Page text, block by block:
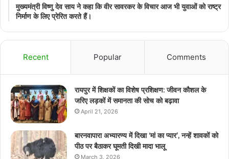
मुख्यमंत्री विष्णु देव साय ने कहा कि वीर सावरकर के विचार आज भी युवाओं को राष्ट्र
निर्माण के लिए प्रेरित करते हैं।
Recent Popular Comments
रायपुर में शिक्षकों का विशेष प्रशिक्षण: जीवन कौशल के
जरिए लड़कों में समानता की सोच को बढ़ावा
April 21, 2026
बारनवापारा अभ्यारण्य में दिखा ‘मां का प्यार’, नन्हें शावकों को
पीठ पर बैठाकर घूमती दिखी मादा भालू
March 3, 2026